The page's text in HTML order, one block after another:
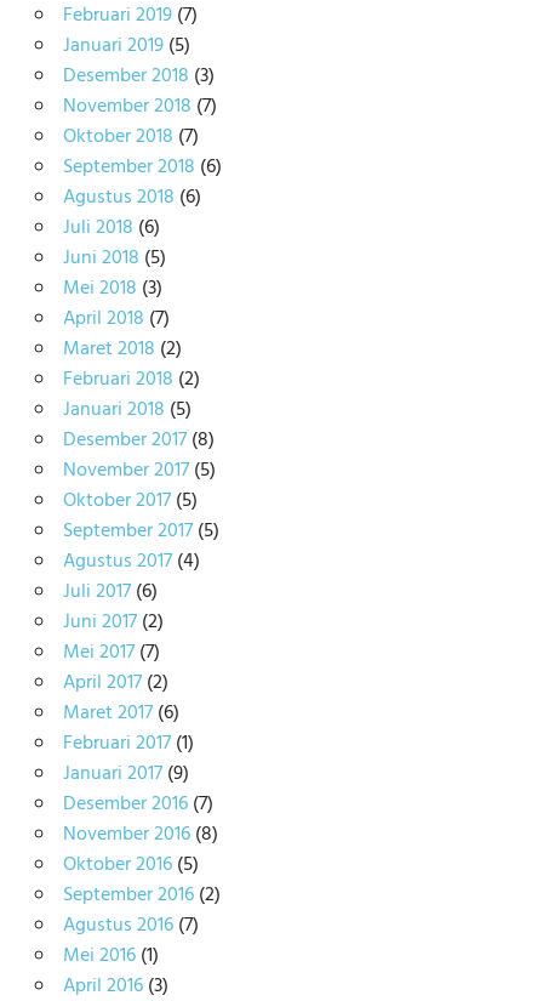
Februari 2019(7)
Januari 2019(5)
Desember 2018 (3)
November 2018 (7)
Oktober 2018 (7)
September 2018 (6)
Agustus 2018 (6)
Juli 2018 (6)
Juni 2018 (5)
Mei 2018 (3)
April 2018 (7)
Maret 2018 (2)
Februari 2018 (2)
Januari 2018 (5)
Desember 2017(8)
November 2017(5)
Oktober 2017(5)
September 2017(5)
Agustus 2017(4)
Juli 2017(6)
Juni 2017(2)
Mei 2017(7)
April 2017(2)
Maret 2017(6)
Februari 2017(1)
Januari 2017(9)
Desember 2016(7)
November 2016(8)
Oktober 2016(5)
September 2016(2)
Agustus 2016(7)
Mei 2016(1)
April 2016(3)